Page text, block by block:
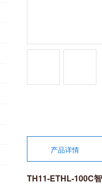
产品详情
TH11-ETHL-100C